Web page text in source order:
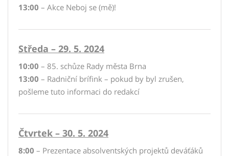
13:00 – Akce Neboj se (mě)!
Středa – 29. 5. 2024
10:00 – 85. schůze Rady města Brna
13:00 – Radniční brífink – pokud by byl zrušen,
pošleme tuto informaci do redakcí
Čtvrtek – 30. 5. 2024
8:00 – Prezentace absolventských projektů deváťáků